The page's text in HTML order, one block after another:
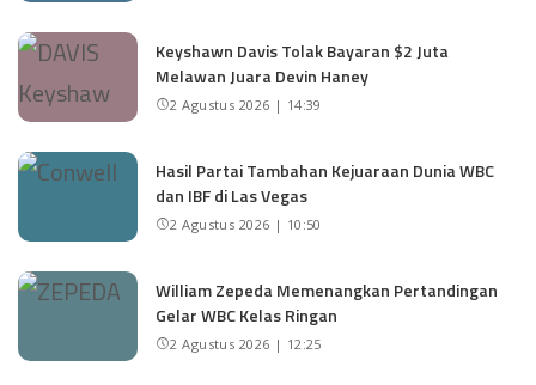
Keyshawn Davis Tolak Bayaran $2 Juta
Melawan Juara Devin Haney
2 Agustus 2026 | 14:39
Hasil Partai Tambahan Kejuaraan Dunia WBC
dan IBF di Las Vegas
2 Agustus 2026 | 10:50
William Zepeda Memenangkan Pertandingan
Gelar WBC Kelas Ringan
2 Agustus 2026 | 12:25